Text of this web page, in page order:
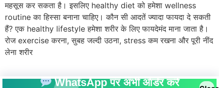
महसूस कर सकता है। इसलिए healthy diet को हमेशा wellness
routine का हिस्सा बनाना चाहिए। कौन सी आदतें ज्यादा फायदा दे सकती
हैं? एक healthy lifestyle हमेशा शरीर के लिए फायदेमंद माना जाता है।
रोज exercise करना, सुबह जल्दी उठना, stress कम रखना और पूरी नींद
लेना शरीर
WhatsApp पर अभी ऑर्डर करें